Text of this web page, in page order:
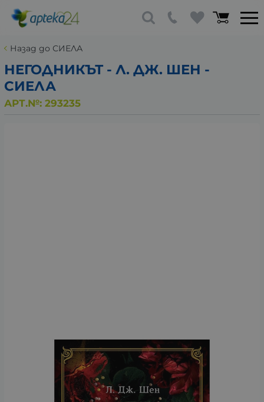
Назад до СИЕЛА
НЕГОДНИКЪТ - Л. ДЖ. ШЕН -
СИЕЛА
АРТ.№: 293235